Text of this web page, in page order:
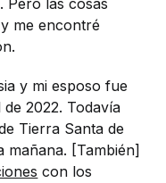
Pero las cosas
me encontré
y mi esposo fue
2022. Todavía
Tierra Santa de
mañana. [También]
con los